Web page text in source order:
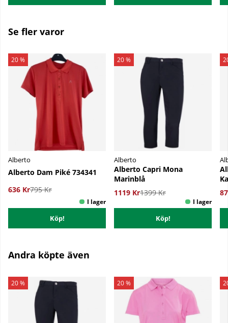
Se fler varor
20 %
Alberto
Alberto Dam Piké 734341
636 Kr795 Kr
Köp!
20 %
Alberto
Alberto Capri Mona
Marinblå
1119 Kr1399 Kr
Köp!
Andra köpte även
20 % 20 %